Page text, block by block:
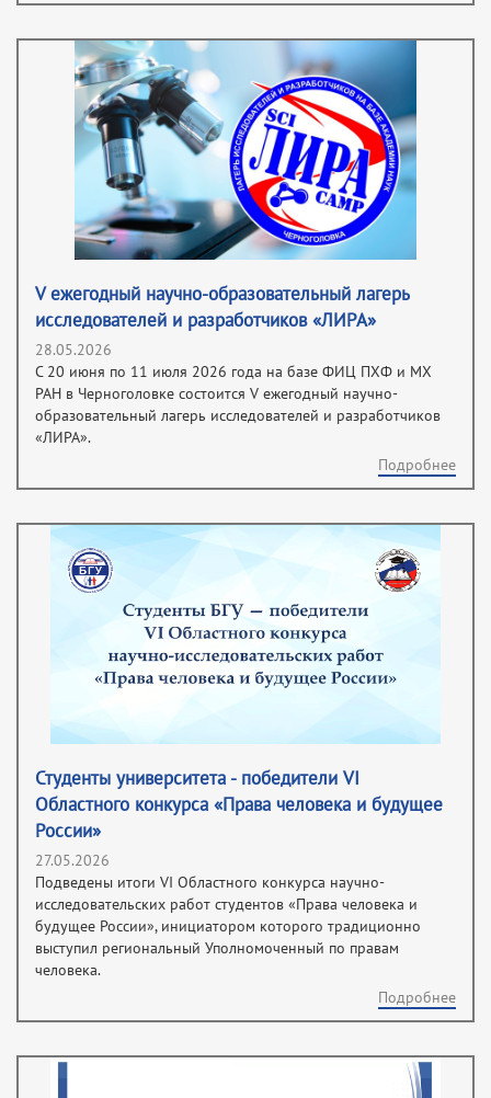
V ежегодный научно-образовательный лагерь
исследователей и разработчиков «ЛИРА»
28.05.2026
С 20 июня по 11 июля 2026 года на базе ФИЦ ПХФ и МХ
РАН в Черноголовке состоится V ежегодный научно-
образовательный лагерь исследователей и разработчиков
«ЛИРА».
Подробнее
Студенты университета - победители VI
Областного конкурса «Права человека и будущее
России»
27.05.2026
Подведены итоги VI Областного конкурса научно-
исследовательских работ студентов «Права человека и
будущее России», инициатором которого традиционно
выступил региональный Уполномоченный по правам
человека.
Подробнее